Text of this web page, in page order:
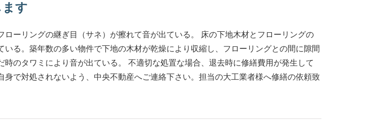
す
ローリングの継ぎ目（サネ）が擦れて音が出ている。 床の下地木材とフローリングの
いる。築年数の多い物件で下地の木材が乾燥により収縮し、フローリングとの間に隙間
時のタワミにより音が出ている。 不適切な処置な場合、退去時に修繕費用が発生して
身で対処されないよう、中央不動産へご連絡下さい。担当の大工業者様へ修繕の依頼致